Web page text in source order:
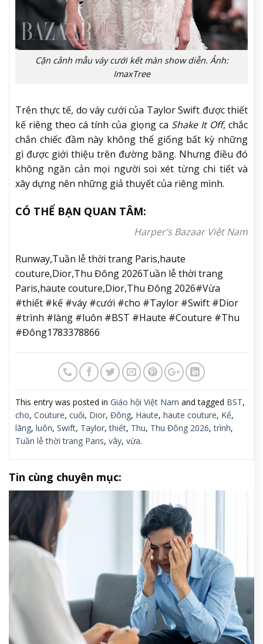
Cận cảnh mẫu váy cưới kết màn show diễn. Ảnh:
ImaxTree
Trên thực tế, do váy cưới của Taylor Swift được thiết
kế riêng theo cá tính của giọng ca Shake It Off, chắc
chắn chiếc đầm này không thể giống bất kỳ những
gì được giới thiệu trên đường băng. Nhưng điều đó
không ngăn cản mọi người soi xét từng chi tiết và
xây dựng nên những giả thuyết của riêng mình.
CÓ THỂ BẠN QUAN TÂM:
Harper’s Bazaar Việt Nam
Runway,Tuần lễ thời trang Paris,haute
couture,Dior,Thu Đông 2026Tuần lễ thời trang
Paris,haute couture,Dior,Thu Đông 2026#Vừa
#thiết #kế #váy #cưới #cho #Taylor #Swift #Dior
#trình #làng #luôn #BST #Haute #Couture #Thu
#Đông1783378866
This entry was posted in Giáo hội Việt Nam and tagged BST,
cho, Couture, cuối, Dior, Đông, Haute, haute couture, Kể,
lãng, luôn, Swift, Taylor,thiết, Thu, Thu Đông 2026,trình,
Tuần lễ thời trang Paris, vây, vừa.
Tin cùng chuyên mục: